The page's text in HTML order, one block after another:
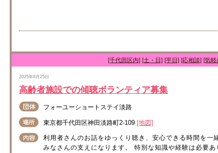
[千代田区内] [土・日] [平日] [応相談] [気
2025年8月25日
高齢者施設での傾聴ボランティア募集
フォーユーショートステイ淡路
東京都千代田区神田淡路町2-109 [地図]
利用者さんのお話をゆっくり聴き、安心できる時間を
みなさんの支えになります。 特別な知識や経験は必要